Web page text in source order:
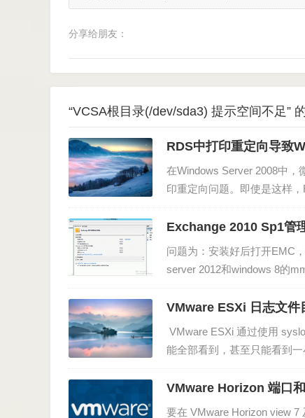
分享给朋友：
“VCSA根目录(/dev/sda3) 提示空间不足”
RDS中打印重定向导致
在Windows Server 2008中
印重定向问题。即使是这样
RDS中五个最常见的打印重
务服务器，否…
Exchange 2010 Sp1管
问题为：安装好后打开EMC
server 2012和windows 8的
他手段强制加MMC了。将一
VMware ESXi 日志文件
VMware ESXi 通过使用
能全部看到，甚至只能看到
VMware Horizon 端口
要在 VMware Horizon view 7